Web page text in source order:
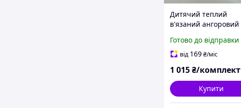
Дитячий теплий
в'язаний ангоровий
для новонародженої
дівчинки
Готово до відправки
від 169₴/міс
1 015₴/комплект
Купити